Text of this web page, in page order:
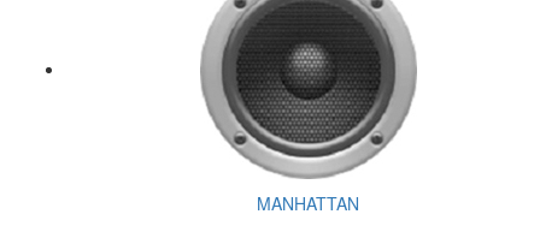
MANHATTAN